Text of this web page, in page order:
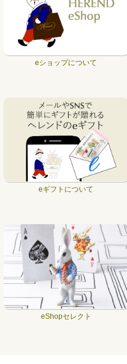
eショップについて
eギフトについて
eShopセレクト